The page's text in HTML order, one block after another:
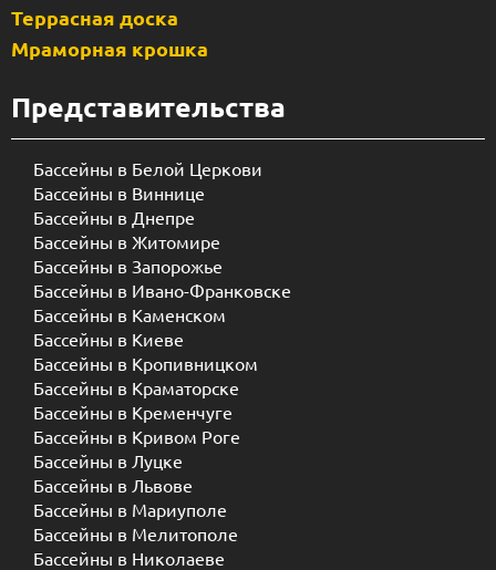
Террасная доска
Мраморная крошка
Представительства
Бассейны в Белой Церкови
Бассейны в Виннице
Бассейны в Днепре
Бассейны в Житомире
Бассейны в Запорожье
Бассейны в Ивано-Франковске
Бассейны в Каменском
Бассейны в Киеве
Бассейны в Кропивницком
Бассейны в Краматорске
Бассейны в Кременчуге
Бассейны в Кривом Роге
Бассейны в Луцке
Бассейны в Львове
Бассейны в Мариуполе
Бассейны в Мелитополе
Бассейны в Николаеве